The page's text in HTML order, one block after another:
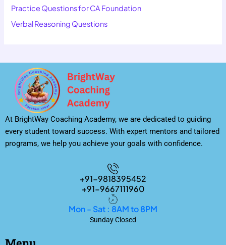
Practice Questions for CA Foundation
Verbal Reasoning Questions
At BrightWay Coaching Academy, we are dedicated to guiding
every student toward success. With expert mentors and tailored
programs, we help you achieve your goals with confidence.
+91-9818395452
+91-9667111960
Mon - Sat : 8AM to 8PM
Sunday Closed